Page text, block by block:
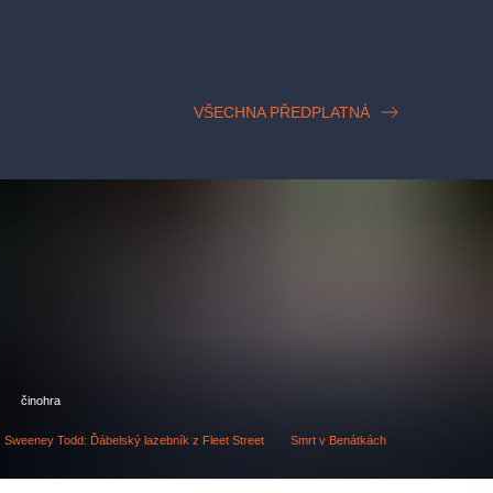
VŠECHNA PŘEDPLATNÁ
činohra
Sweeney Todd: Ďábelský lazebník z Fleet Street Smrt v Benátkách